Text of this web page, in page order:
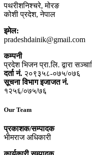
पथरीशनिश्‍चरे, मोरङ
कोशी प्रदेश, नेपाल
इमेल:
pradeshdainik@gmail.com
कम्पनी
प्रदेश भिजन प्रा.लि. द्वारा
दर्ता नं. २०९३५८-०७५/०७६
सूचना विभाग इजाजत नं.
१२५६/०७५/७६
Our Team
प्रकाशक/सम्पादक
भीमराज अधिकारी